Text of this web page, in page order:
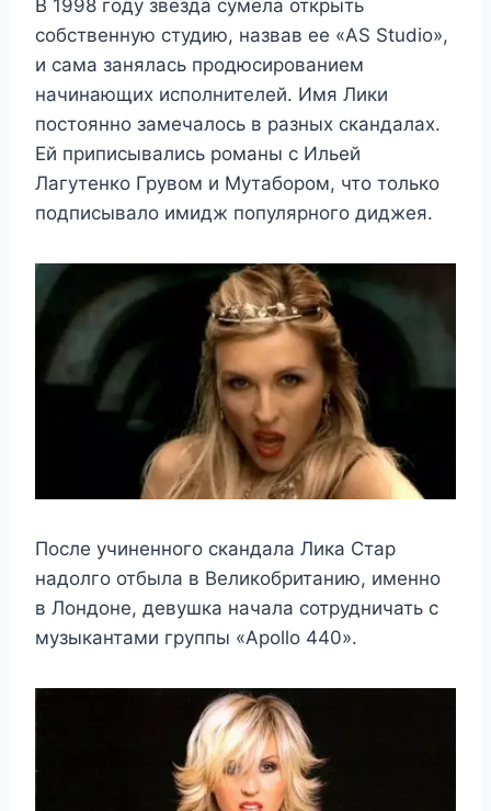
В 1998 году звезда сумела открыть
собственную студию, назвав ее «AS Studio»,
и сама занялась продюсированием
начинающих исполнителей. Имя Лики
постоянно замечалось в разных скандалах.
Ей приписывались романы с Ильей
Лагутенко Грувом и Мутабором, что только
подписывало имидж популярного диджея.
После учиненного скандала Лика Стар
надолго отбыла в Великобританию, именно
в Лондоне, девушка начала сотрудничать с
музыкантами группы «Apollo 440».